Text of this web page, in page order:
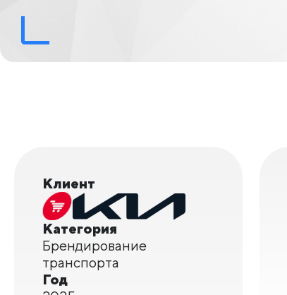
Клиент
Категория
Брендирование
транспорта
Год